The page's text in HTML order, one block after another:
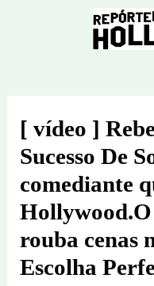
[ vídeo ]
Sucesso De
comediante
rouba cenas
Escolha